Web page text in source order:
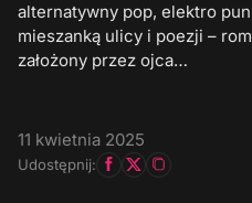
alternatywny pop, elektro
mieszanką ulicy i poezji –
założony przez ojca…
11 kwietnia 2025
Udostępnij: